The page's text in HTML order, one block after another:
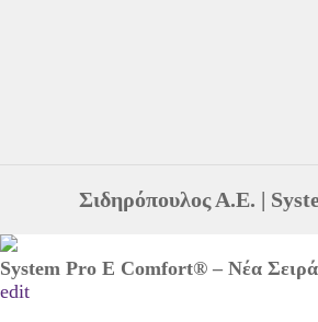
Σιδηρόπουλος Α.Ε. |
System Pro E Comfort® – Νέα
edit